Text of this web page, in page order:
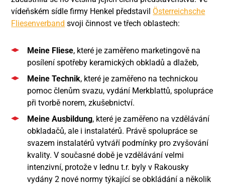
vídeňském sídle firmy Henkel představil Österreichsche
Fliesenverband svoji činnost ve třech oblastech:
Meine Fliese, které je zaměřeno marketingově na
posílení spotřeby keramických obkladů a dlažeb,
Meine Technik, které je zaměřeno na technickou
pomoc členům svazu, vydání Merkblattů, spolupráce
při tvorbě norem, zkušebnictví.
Meine Ausbildung, které je zaměřeno na vzdělávání
obkladačů, ale i instalatérů. Právě spolupráce se
svazem instalatérů vytváří podmínky pro zvyšování
kvality. V současné době je vzdělávání velmi
intenzivní, protože v lednu t.r. byly v Rakousky
vydány 2 nové normy týkající se obkládání a několik